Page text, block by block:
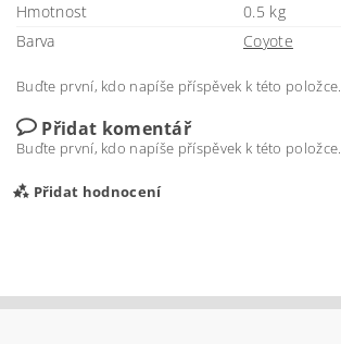
Hmotnost
0.5 kg
Barva
Coyote
Buďte první, kdo napíše příspěvek k této položce.
Přidat komentář
Buďte první, kdo napíše příspěvek k této položce.
Přidat hodnocení